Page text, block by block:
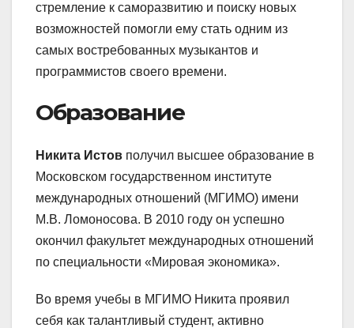
стремление к саморазвитию и поиску новых
возможностей помогли ему стать одним из
самых востребованных музыкантов и
программистов своего времени.
Образование
Никита Истов получил высшее образование в
Московском государственном институте
международных отношений (МГИМО) имени
М.В. Ломоносова. В 2010 году он успешно
окончил факультет международных отношений
по специальности «Мировая экономика».
Во время учебы в МГИМО Никита проявил
себя как талантливый студент, активно